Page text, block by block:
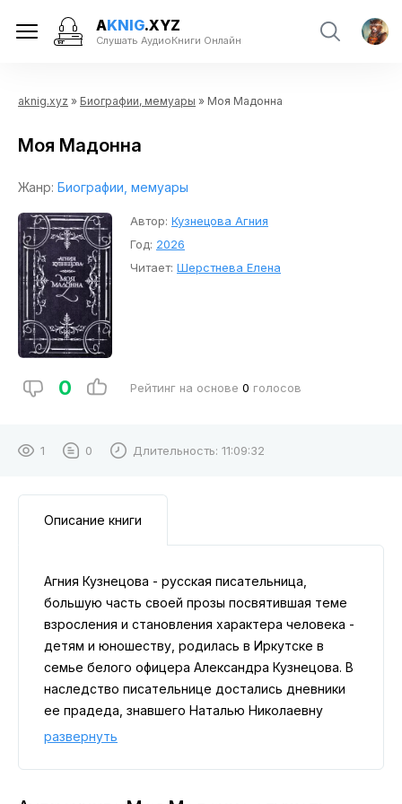
AKNIG.XYZ
Слушать АудиоКниги Онлайн
aknig.xyz » Биографии, мемуары » Моя Мадонна
Моя Мадонна
Жанр: Биографии, мемуары
Автор: Кузнецова Агния
Год: 2026
Читает: Шерстнева Елена
0 Рейтинг на основе 0 голосов
1 0 Длительность: 11:09:32
Описание книги
Агния Кузнецова - русская писательница,
большую часть своей прозы посвятившая теме
взросления и становления характера человека -
детям и юношеству, родилась в Иркутске в
семье белого офицера Александра Кузнецова. В
наследство писательнице достались дневники
ее прадеда, знавшего Наталью Николаевну
Гончарову и ее семью, так как до получения
Строганова, коему Наташа Гончарова
развернуть